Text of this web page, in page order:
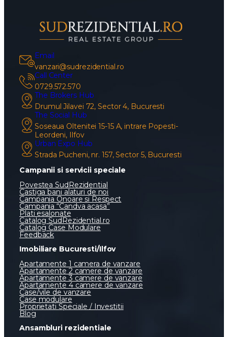
Email
vanzari@sudrezidential.ro
Call Center
0729.572.570
The Brokers Hub
Drumul Jilavei 72, Sector 4, Bucuresti
The Social Hub
Soseaua Oltenitei 15-15 A, intrare Popesti-
Leordeni, Ilfov
Urban Expo Hub
Strada Pucheni, nr. 157, Sector 5, Bucuresti
Campanii si servicii speciale
Povestea SudRezidential
Castiga bani alaturi de noi
Campania Onoare si Respect
Campania “Candva acasa”
Plati esalonate
Catalog SudRezidential.ro
Catalog Case Modulare
Feedback
Imobiliare Bucuresti/Ilfov
Apartamente 1 camera de vanzare
Apartamente 2 camere de vanzare
Apartamente 3 camere de vanzare
Apartamente 4 camere de vanzare
Case/vile de vanzare
Case modulare
Proprietati Speciale / Investitii
Blog
Ansambluri rezidentiale